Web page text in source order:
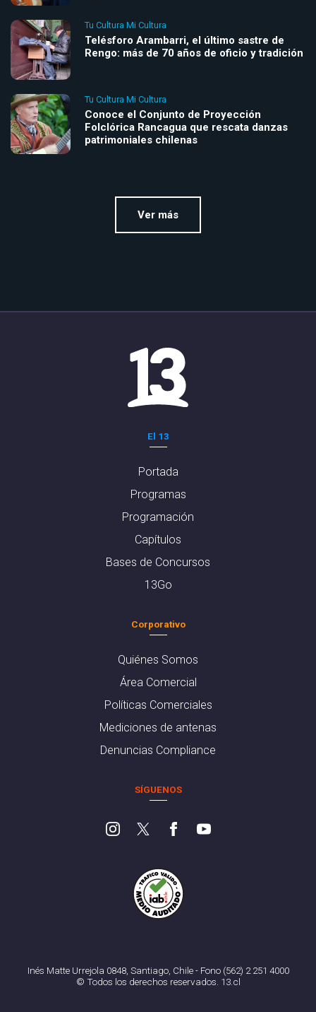
Tu Cultura Mi Cultura
Telésforo Arambarri, el último sastre de
Rengo: más de 70 años de oficio y tradición
Tu Cultura Mi Cultura
Conoce el Conjunto de Proyección
Folclórica Rancagua que rescata danzas
patrimoniales chilenas
Ver más
El 13
Portada
Programas
Programación
Capítulos
Bases de Concursos
13Go
Corporativo
Quiénes Somos
Área Comercial
Políticas Comerciales
Mediciones de antenas
Denuncias Compliance
SÍGUENOS
Inés Matte Urrejola 0848, Santiago, Chile - Fono (562) 2 251 4000
© Todos los derechos reservados. 13.cl